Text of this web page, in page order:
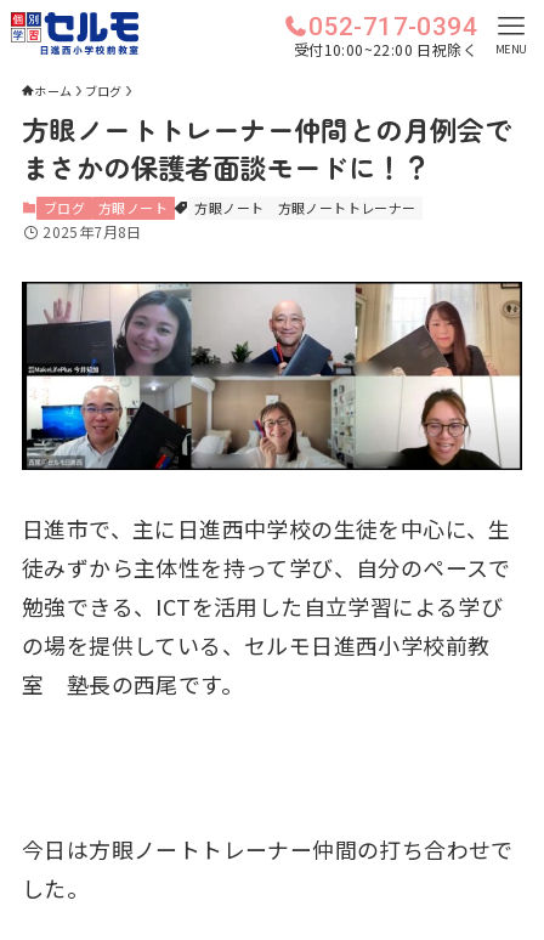
052-717-0394
受付10:00~22:00 日祝除く MENU
ホーム ブログ
方眼ノートトレーナー仲間との月例会で
まさかの保護者面談モードに！？
ブログ 方眼ノート 方眼ノート 方眼ノートトレーナー
2025年7月8日
日進市で、主に日進西中学校の生徒を中心に、生
徒みずから主体性を持って学び、自分のペースで
勉強できる、ICTを活用した自立学習による学び
の場を提供している、セルモ日進西小学校前教
室 塾長の西尾です。
今日は方眼ノートトレーナー仲間の打ち合わせで
した。